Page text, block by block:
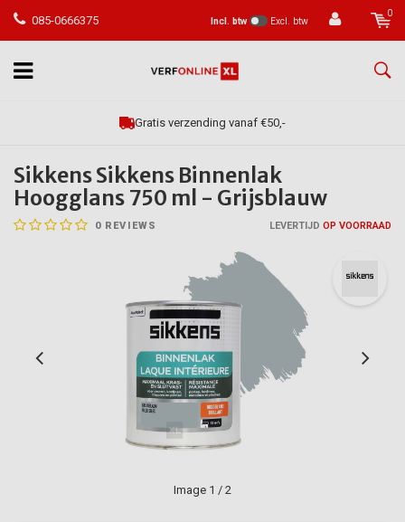
085-0666375 Incl. btw Excl. btw
0
Gratis verzending vanaf €50,-
Sikkens Sikkens Binnenlak
Hoogglans 750 ml - Grijsblauw
0 REVIEWS LEVERTIJD OP VOORRAAD
Image 1 / 2